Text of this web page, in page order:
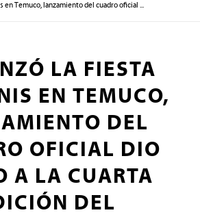
en Temuco, lanzamiento del cuadro oficial ...
LA FIESTA
EN TEMUCO,
DEL
OFICIAL DIO
A LA CUARTA
DEL